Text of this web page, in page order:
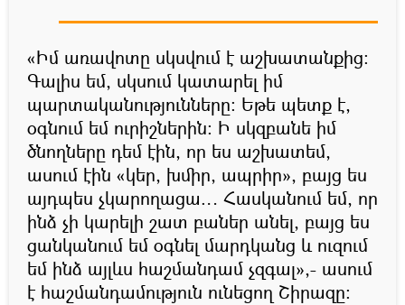
«Իմ առավոտը սկսվում է աշխատանքից։
Գալիս եմ, սկսում կատարել իմ
պարտականությունները։ Եթե պետք է,
օգնում եմ ուրիշներին։ Ի սկզբանե իմ
ծնողները դեմ էին, որ ես աշխատեմ,
ասում էին «կեր, խմիր, ապրիր», բայց ես
այդպես չկարողացա… Հասկանում եմ, որ
ինձ չի կարելի շատ բաներ անել, բայց ես
ցանկանում եմ օգնել մարդկանց և ուզում
եմ ինձ այլևս հաշմանդամ չզգալ»,- ասում
է հաշմանդամություն ունեցող Շիրազը։